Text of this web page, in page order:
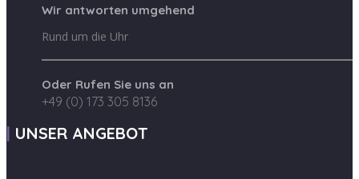
Wir antworten umgehend
Rund um die Uhr
Oder Rufen Sie uns an
+49 (0) 173 305 8136
UNSER ANGEBOT